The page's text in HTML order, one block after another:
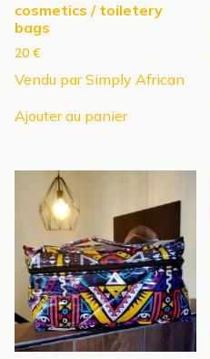
cosmetics / toiletery
bags
20 €
Vendu par Simply African
Ajouter au panier